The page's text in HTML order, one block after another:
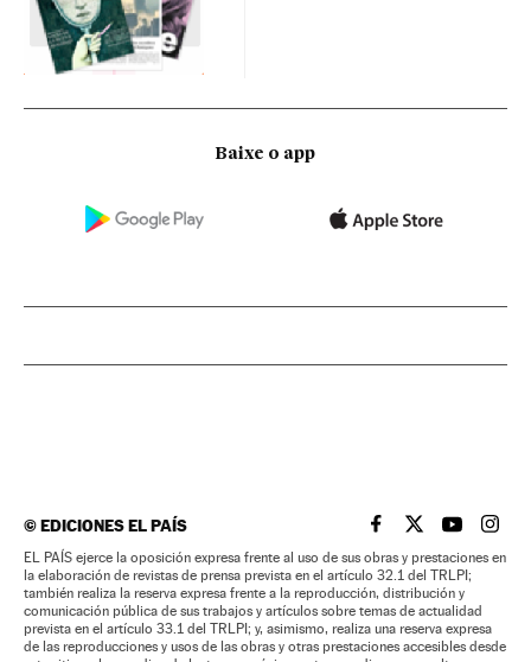
Baixe o app
©EDICIONES EL PAÍS EL PAÍS BRASIL EN
EL PAÍSEL PAÍS
EL
EL PAÍS ejerce la oposición expresa frente al uso de sus obras y prestaciones en
la elaboración de revistas de prensa prevista en el artículo 32.1 del TRLPI;
también realiza la reserva expresa frente a la reproducción, distribución y
comunicación pública de sus trabajos y artículos sobre temas de actualidad
prevista en el artículo 33.1 del TRLPI; y, asimismo, realiza una reserva expresa
de las reproducciones y usos de las obras y otras prestaciones accesibles desde